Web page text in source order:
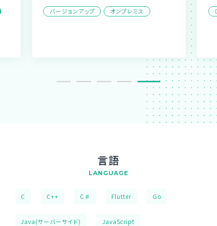
バージョンアップ オンプレミス
言語
LANGUAGE
C C++ C♯ Flutter Go
Java(サーバーサイド) JavaScript